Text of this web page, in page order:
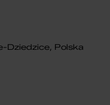
Dziedzice, Polska